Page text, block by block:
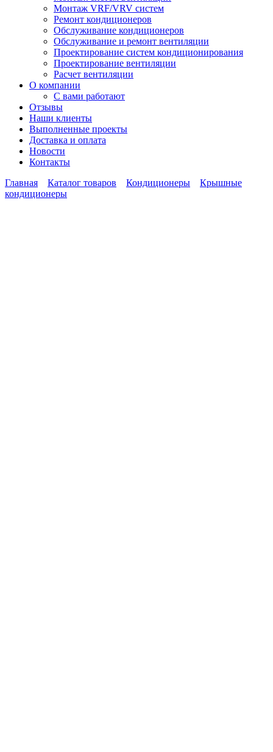
Монтаж VRF/VRV систем
Ремонт кондиционеров
Обслуживание кондиционеров
Обслуживание и ремонт вентиляции
Проектирование систем кондиционирования
Проектирование вентиляции
Расчет вентиляции
О компании
С вами работают
Отзывы
Наши клиенты
Выполненные проекты
Доставка и оплата
Новости
Контакты
Главная
Каталог товаров Кондиционеры
Крышные
кондиционеры